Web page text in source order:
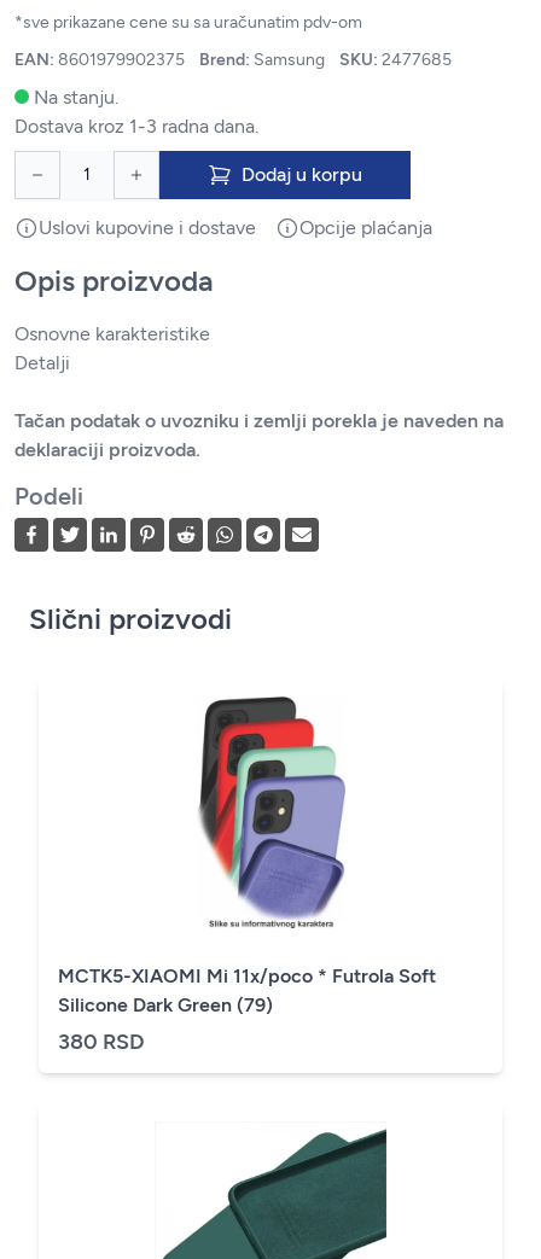
*sve prikazane cene su sa uračunatim pdv-om
EAN: 8601979902375 Brend: Samsung SKU: 2477685
Na stanju.
Dostava kroz 1-3 radna dana.
Dodaj u korpu
Uslovi kupovine i dostave Opcije plaćanja
Opis proizvoda
Osnovne karakteristike
Detalji
Tačan podatak o uvozniku i zemlji porekla je naveden na
deklaraciji proizvoda.
Podeli
Slični proizvodi
MCTK5-XIAOMI Mi 11x/poco * Futrola Soft
Silicone Dark Green (79)
380 RSD